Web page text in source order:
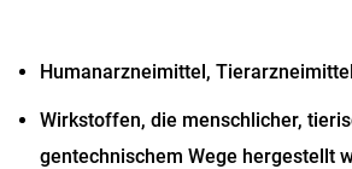
Humanarzneimittel,
Wirkstoffen, die menschlicher,
gentechnischem Wege hergestellt